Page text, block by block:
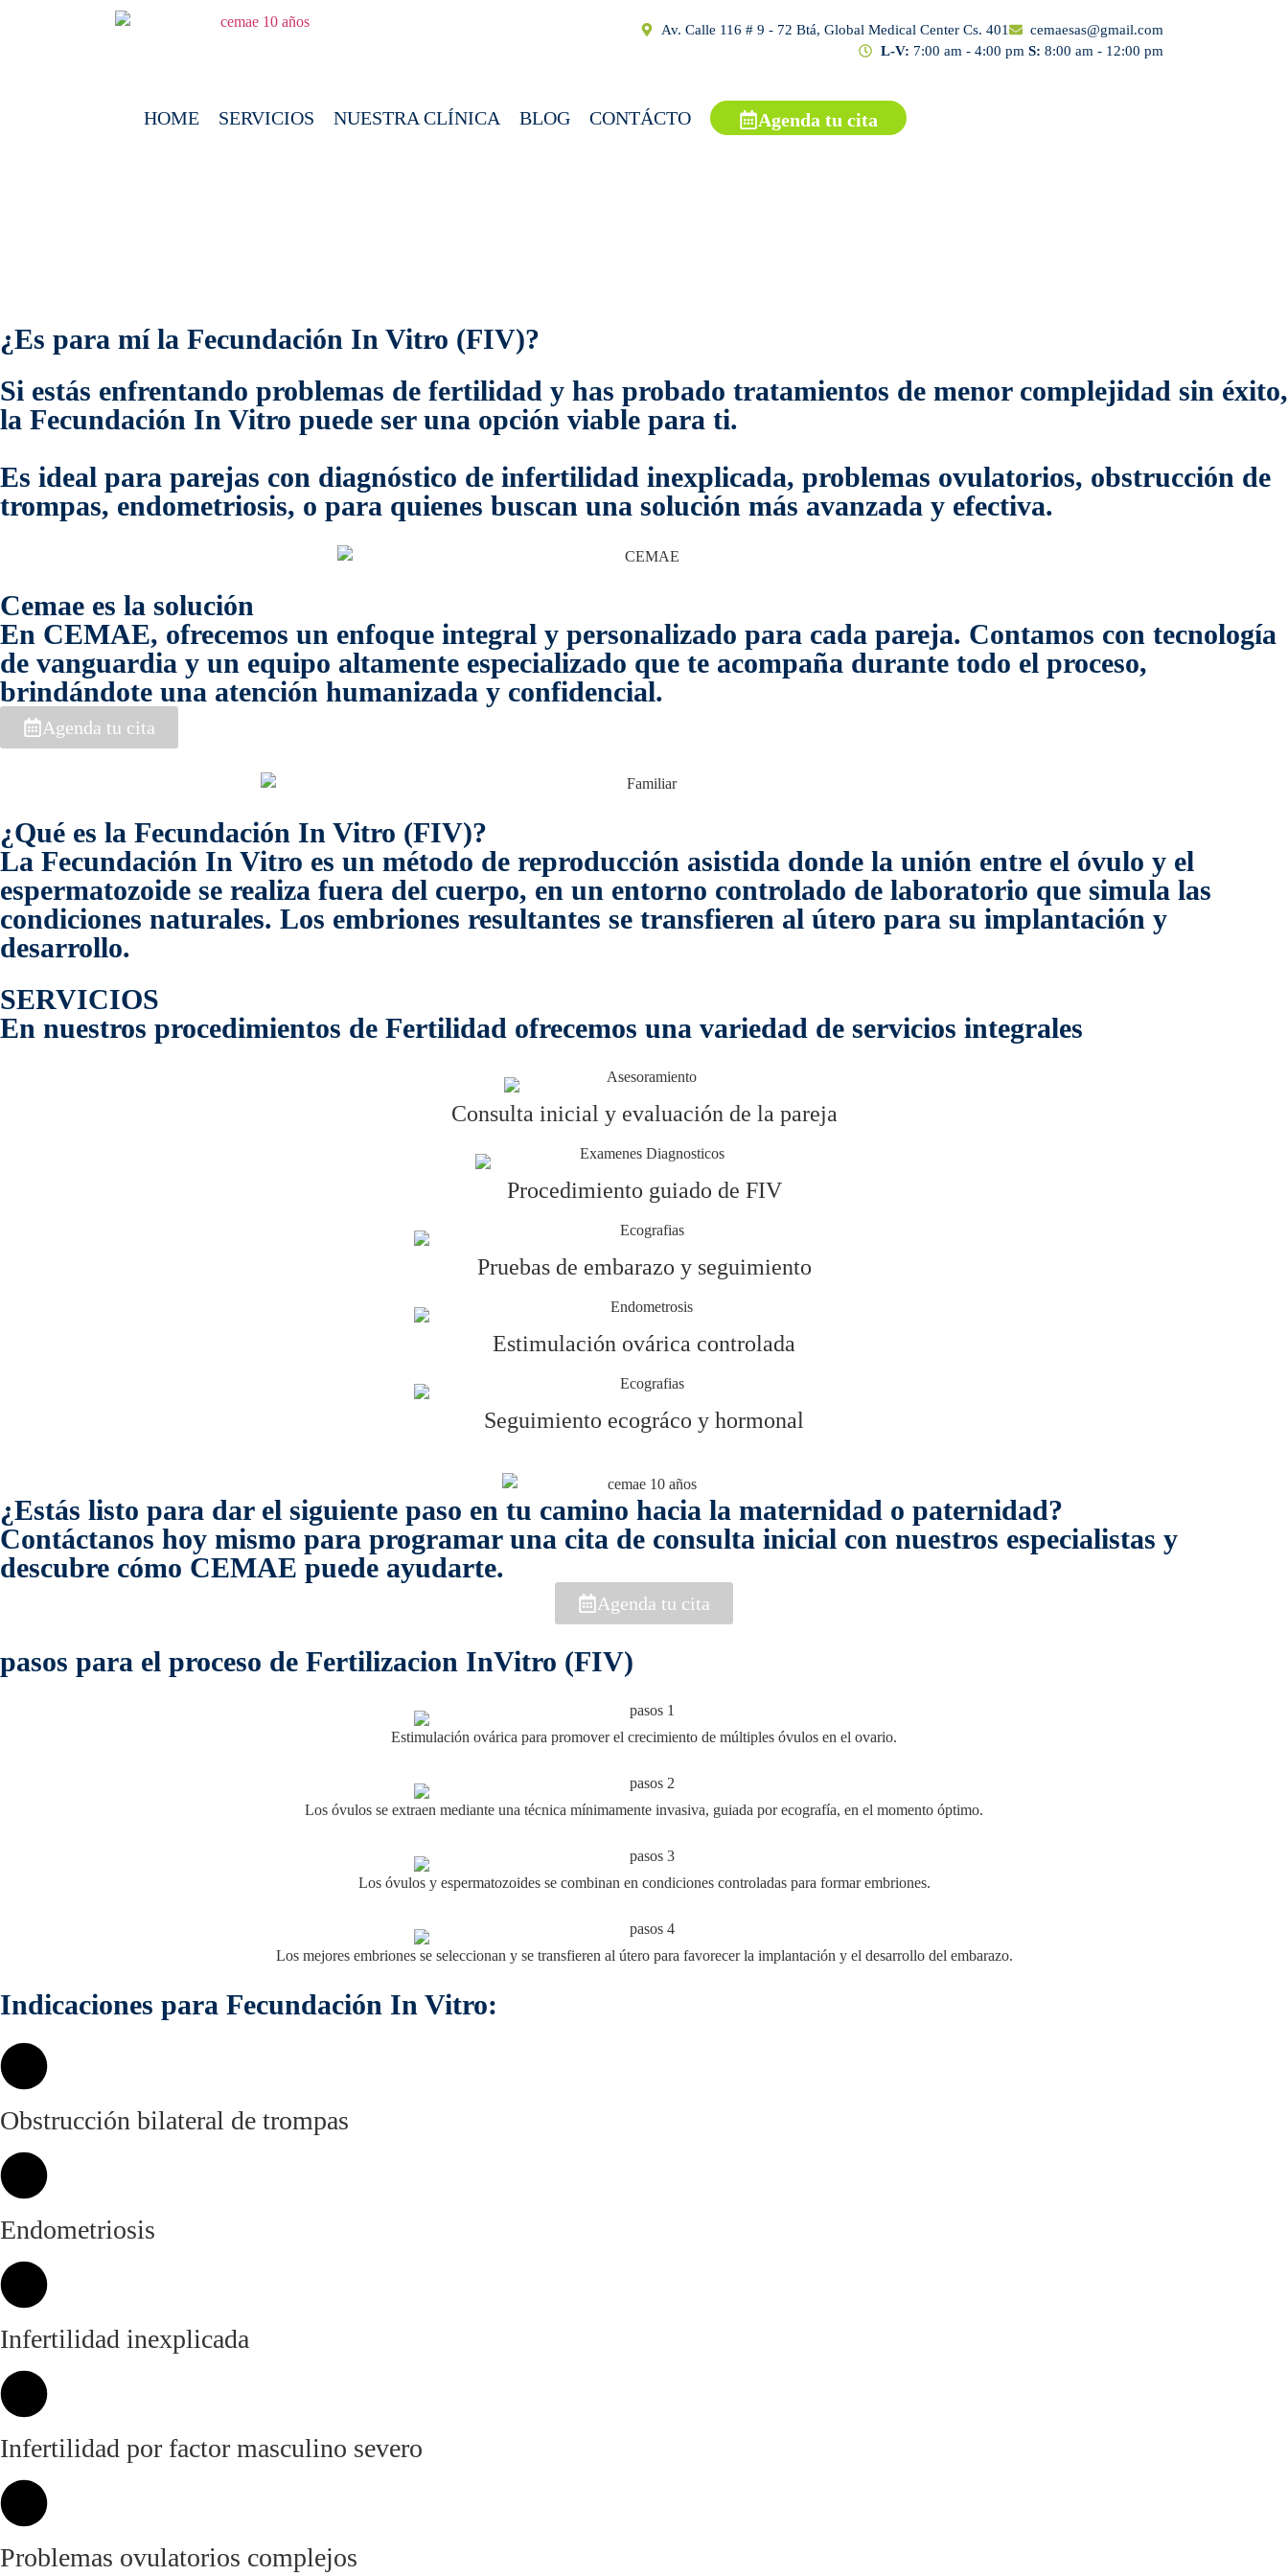
Av. Calle 116 # 9 - 72 Btá, Global Medical Center Cs. 401
cemaesas@gmail.com
L-V: 7:00 am - 4:00 pm S: 8:00 am - 12:00 pm
HOME SERVICIOS NUESTRA CLÍNICA BLOG CONTÁCTO Agenda tu cita
¿Es para mí la Fecundación In Vitro (FIV)?
Si estás enfrentando problemas de fertilidad y has probado tratamientos de menor complejidad sin éxito,
la Fecundación In Vitro puede ser una opción viable para ti.
Es ideal para parejas con diagnóstico de infertilidad inexplicada, problemas ovulatorios, obstrucción de
trompas, endometriosis, o para quienes buscan una solución más avanzada y efectiva.
Cemae es la solución
En CEMAE, ofrecemos un enfoque integral y personalizado para cada pareja. Contamos con tecnología
de vanguardia y un equipo altamente especializado que te acompaña durante todo el proceso,
brindándote una atención humanizada y confidencial.
Agenda tu cita
¿Qué es la Fecundación In Vitro (FIV)?
La Fecundación In Vitro es un método de reproducción asistida donde la unión entre el óvulo y el
espermatozoide se realiza fuera del cuerpo, en un entorno controlado de laboratorio que simula las
condiciones naturales. Los embriones resultantes se transfieren al útero para su implantación y
desarrollo.
SERVICIOS
En nuestros procedimientos de Fertilidad ofrecemos una variedad de servicios integrales
Consulta inicial y evaluación de la pareja
Procedimiento guiado de FIV
Pruebas de embarazo y seguimiento
Estimulación ovárica controlada
Seguimiento ecográco y hormonal
¿Estás listo para dar el siguiente paso en tu camino hacia la maternidad o paternidad?
Contáctanos hoy mismo para programar una cita de consulta inicial con nuestros especialistas y
descubre cómo CEMAE puede ayudarte.
Agenda tu cita
pasos para el proceso de Fertilizacion InVitro (FIV)
Estimulación ovárica para promover el crecimiento de múltiples óvulos en el ovario.
Los óvulos se extraen mediante una técnica mínimamente invasiva, guiada por ecografía, en el momento óptimo.
Los óvulos y espermatozoides se combinan en condiciones controladas para formar embriones.
Los mejores embriones se seleccionan y se transfieren al útero para favorecer la implantación y el desarrollo del embarazo.
Indicaciones para Fecundación In Vitro:
Obstrucción bilateral de trompas
Endometriosis
Infertilidad inexplicada
Infertilidad por factor masculino severo
Problemas ovulatorios complejos